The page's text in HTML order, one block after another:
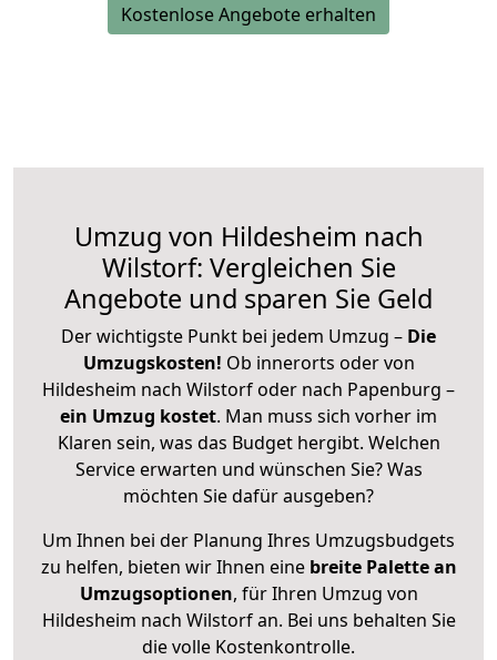
Kostenlose Angebote erhalten
Umzug von Hildesheim nach
Wilstorf: Vergleichen Sie
Angebote und sparen Sie Geld
Der wichtigste Punkt bei jedem Umzug – Die
Umzugskosten! Ob innerorts oder von
Hildesheim nach Wilstorf oder nach Papenburg –
ein Umzug kostet. Man muss sich vorher im
Klaren sein, was das Budget hergibt. Welchen
Service erwarten und wünschen Sie? Was
möchten Sie dafür ausgeben?
Um Ihnen bei der Planung Ihres Umzugsbudgets
zu helfen, bieten wir Ihnen eine breite Palette an
Umzugsoptionen, für Ihren Umzug von
Hildesheim nach Wilstorf an. Bei uns behalten Sie
die volle Kostenkontrolle.